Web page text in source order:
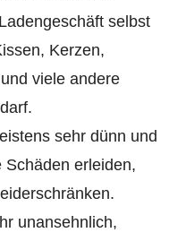
selbst
Kerzen,
viele andere
sehr dünn und
Schäden erleiden,
unansehnlich,